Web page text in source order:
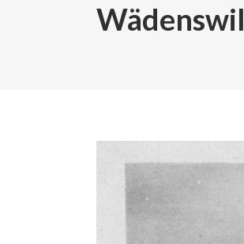
Wädenswil